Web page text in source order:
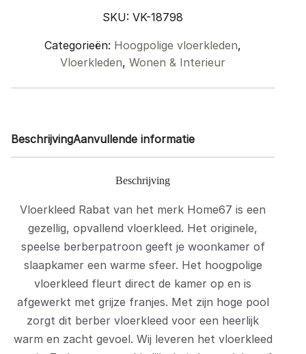
280
quantity
SKU: VK-18798
Categorieën: Hoogpolige vloerkleden,
Vloerkleden, Wonen & Interieur
BeschrijvingAanvullende informatie
Beschrijving
Vloerkleed Rabat van het merk Home67 is een
gezellig, opvallend vloerkleed. Het originele,
speelse berberpatroon geeft je woonkamer of
slaapkamer een warme sfeer. Het hoogpolige
vloerkleed fleurt direct de kamer op en is
afgewerkt met grijze franjes. Met zijn hoge pool
zorgt dit berber vloerkleed voor een heerlijk
warm en zacht gevoel. Wij leveren het vloerkleed